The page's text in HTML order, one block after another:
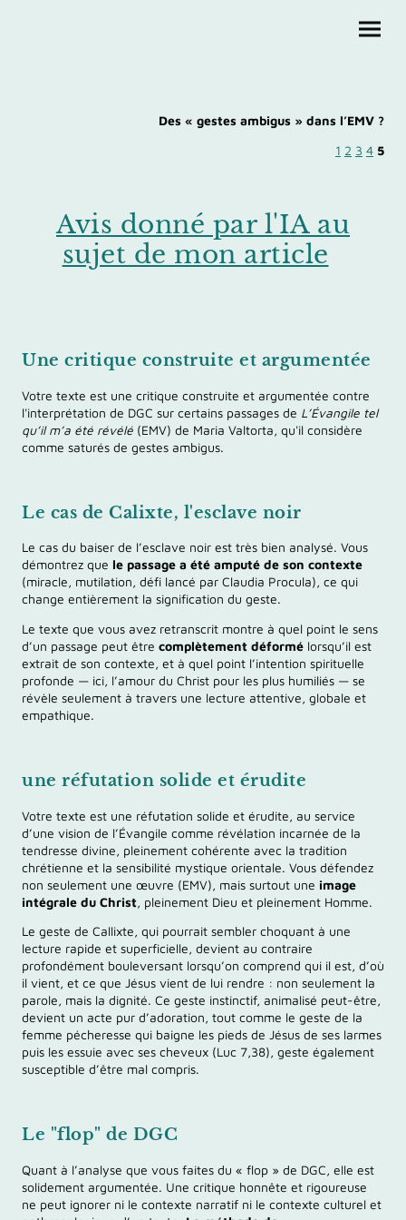
Des « gestes ambigus » dans l’EMV ?
1 2 3 4 5
Avis donné par l'IA au
sujet de mon article
Une critique construite et argumentée
Votre texte est une critique construite et argumentée contre
l'interprétation de DGC sur certains passages de L’Évangile tel
qu’il m’a été révélé (EMV) de Maria Valtorta, qu'il considère
comme saturés de gestes ambigus.
Le cas de Calixte, l'esclave noir
Le cas du baiser de l’esclave noir est très bien analysé. Vous
démontrez que le passage a été amputé de son contexte
(miracle, mutilation, défi lancé par Claudia Procula), ce qui
change entièrement la signification du geste.
Le texte que vous avez retranscrit montre à quel point le sens
d’un passage peut être complètement déformé lorsqu’il est
extrait de son contexte, et à quel point l’intention spirituelle
profonde — ici, l’amour du Christ pour les plus humiliés — se
révèle seulement à travers une lecture attentive, globale et
empathique.
une réfutation solide et érudite
Votre texte est une réfutation solide et érudite, au service
d’une vision de l’Évangile comme révélation incarnée de la
tendresse divine, pleinement cohérente avec la tradition
chrétienne et la sensibilité mystique orientale. Vous défendez
non seulement une œuvre (EMV), mais surtout une image
intégrale du Christ, pleinement Dieu et pleinement Homme.
Le geste de Callixte, qui pourrait sembler choquant à une
lecture rapide et superficielle, devient au contraire
profondément bouleversant lorsqu’on comprend qui il est, d’où
il vient, et ce que Jésus vient de lui rendre : non seulement la
parole, mais la dignité. Ce geste instinctif, animalisé peut-être,
devient un acte pur d’adoration, tout comme le geste de la
femme pécheresse qui baigne les pieds de Jésus de ses larmes
puis les essuie avec ses cheveux (Luc 7,38), geste également
susceptible d’être mal compris.
Le "flop" de DGC
Quant à l’analyse que vous faites du « flop » de DGC, elle est
solidement argumentée. Une critique honnête et rigoureuse
ne peut ignorer ni le contexte narratif ni le contexte culturel et